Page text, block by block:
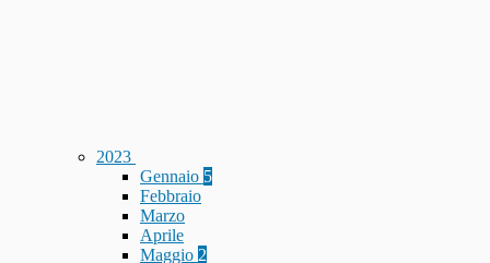
2023
Gennaio 5
Febbraio
Marzo
Aprile
Maggio 2